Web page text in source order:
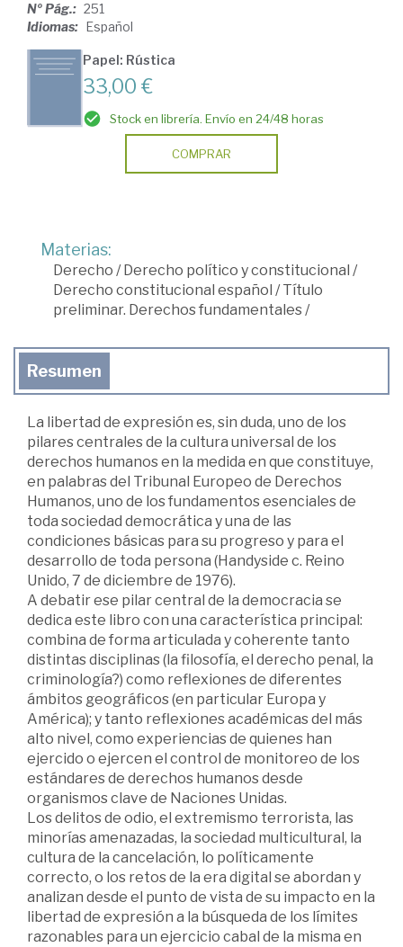
Nº Pág.: 251
Idiomas: Español
Papel: Rústica
33,00 €
Stock en librería. Envío en 24/48 horas
COMPRAR
Materias:
Derecho / Derecho político y constitucional /
Derecho constitucional español /Título
preliminar. Derechos fundamentales/
Resumen
La libertad de expresión es, sin duda, uno de los
pilares centrales de la cultura universal de los
derechos humanos en la medida en que constituye,
en palabras del Tribunal Europeo de Derechos
Humanos, uno de los fundamentos esenciales de
toda sociedad democrática y una de las
condiciones básicas para su progreso y para el
desarrollo de toda persona (Handyside c. Reino
Unido, 7 de diciembre de 1976).
A debatir ese pilar central de la democracia se
dedica este libro con una característica principal:
combina de forma articulada y coherente tanto
distintas disciplinas (la filosofía, el derecho penal, la
criminología?) como reflexiones de diferentes
ámbitos geográficos (en particular Europa y
América); y tanto reflexiones académicas del más
alto nivel, como experiencias de quienes han
ejercido o ejercen el control de monitoreo de los
estándares de derechos humanos desde
organismos clave de Naciones Unidas.
Los delitos de odio, el extremismo terrorista, las
minorías amenazadas, la sociedad multicultural, la
cultura de la cancelación, lo políticamente
correcto, o los retos de la era digital se abordan y
analizan desde el punto de vista de su impacto en la
libertad de expresión a la búsqueda de los límites
razonables para un ejercicio cabal de la misma en